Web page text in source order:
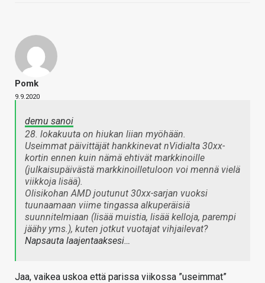
Pomk
9.9.2020
demu sanoi
28. lokakuuta on hiukan liian myöhään.
Useimmat päivittäjät hankkinevat nVidialta 30xx-
kortin ennen kuin nämä ehtivät markkinoille
(julkaisupäivästä markkinoilletuloon voi mennä vielä
viikkoja lisää).
Olisikohan AMD joutunut 30xx-sarjan vuoksi
tuunaamaan viime tingassa alkuperäisiä
suunnitelmiaan (lisää muistia, lisää kelloja, parempi
jäähy yms.), kuten jotkut vuotajat vihjailevat?
Napsauta laajentaaksesi…
Jaa, vaikea uskoa että parissa viikossa ”useimmat”